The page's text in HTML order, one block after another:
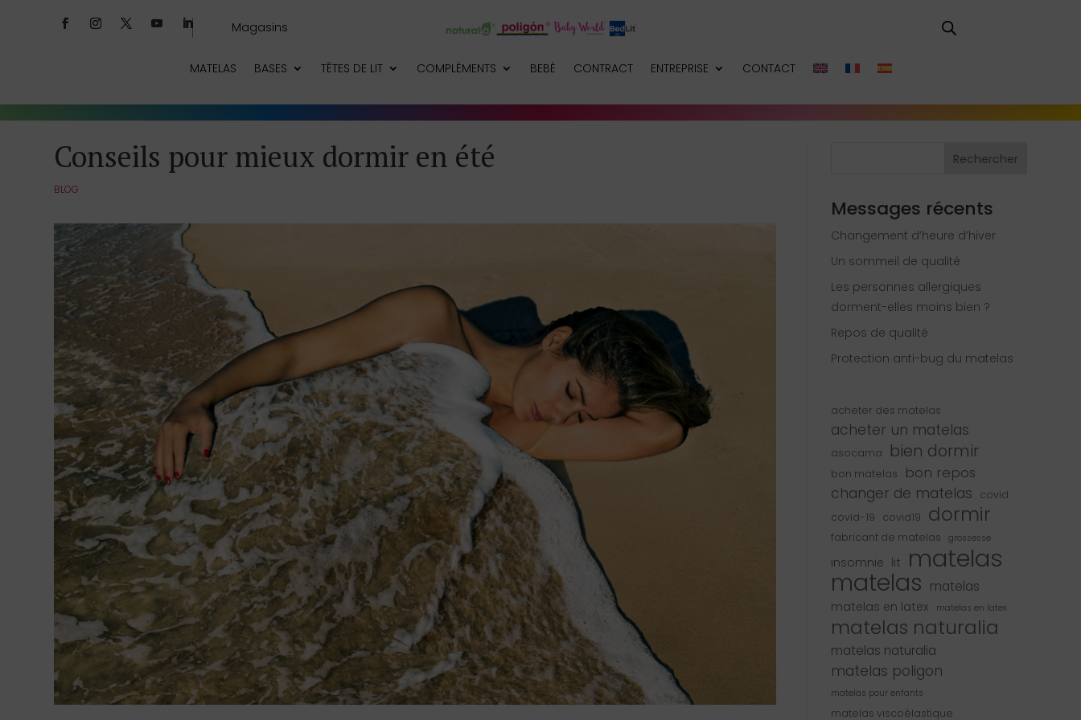
Magasins
MATELAS BASES TÊTES DE LIT COMPLÉMENTS BEBÉ CONTRACT ENTREPRISE CONTACT
Conseils pour mieux dormir en été
BLOG
Rechercher
Messages récents
Changement d’heure d’hiver
Un sommeil de qualité
Les personnes allergiques
dorment-elles moins bien ?
Repos de qualité
Protection anti-bug du matelas
acheter des matelas
acheter un matelas
asocama bien dormir
bon matelas
bon repos
changer de matelas
covid
covid-19
covid19 dormir
fabricant de matelas grossesse
insomnie lit matelas
matelas matelas
matelas en latex matelas en latex
matelas naturalia
matelas naturalia
matelas poligon
matelas pour enfants
matelas viscoélastique